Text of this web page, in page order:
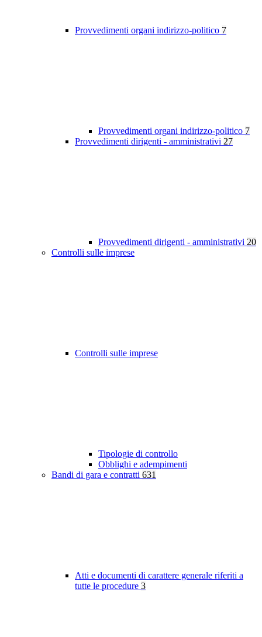
Provvedimenti organi indirizzo-politico 7
Provvedimenti organi indirizzo-politico 7
Provvedimenti dirigenti - amministrativi 27
Provvedimenti dirigenti - amministrativi 20
Controlli sulle imprese
Controlli sulle imprese
Tipologie di controllo
Obblighi e adempimenti
Bandi di gara e contratti 631
Atti e documenti di carattere generale riferiti a
tutte le procedure 3